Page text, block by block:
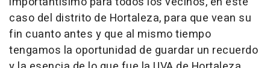
caso del distrito de Hortaleza, para que vean su
fin cuanto antes y que al mismo tiempo
tengamos la oportunidad de guardar un recuerdo